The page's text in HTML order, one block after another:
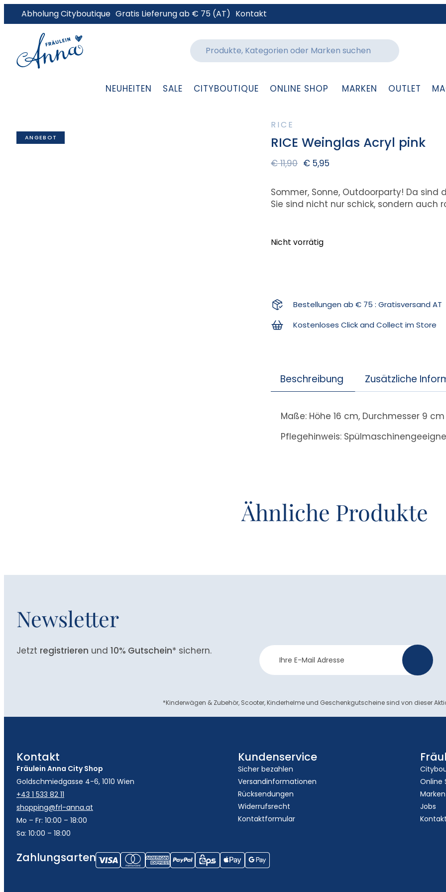
Abholung Cityboutique Gratis Lieferung ab € 75 (AT) Kontakt
NEUHEITEN SALE CITYBOUTIQUE ONLINE SHOP MARKEN OUTLET
ANGEBOT
RICE
RICE Weinglas Acryl pink
€11,90 € 5,95
Sommer, Sonne, Outdoorparty! Da sind
Sie sind nicht nur schick, sondern
Nicht vorrätig
Bestellungen ab € 75 : Gratisversand AT
Kostenloses Click and Collect im Store
Beschreibung Zusätzliche
Maße: Höhe 16 cm, Durchmesser 9 cm
Pflegehinweis:
Ähnliche Produkte
Newsletter
Jetzt registrieren und 10% Gutschein* sichern.
Newsletter
Anmeldung
*Kinderwägen & Zubehör, Scooter, Kinderhelme und Geschenkgutscheine sind von dieser
Kontakt
Fräulein Anna City Shop
Goldschmiedgasse 4-6, 1010 Wien
+43 1 533 82 11
shopping@frl-anna.at
Mo – Fr: 10:00 – 18:00
Sa: 10:00 – 18:00
Kundenservice
Sicher bezahlen
Versandinformationen
Rücksendungen
Widerrufsrecht
Kontaktformular
Online
Marken
Jobs
Kontakt
Zahlungsarten